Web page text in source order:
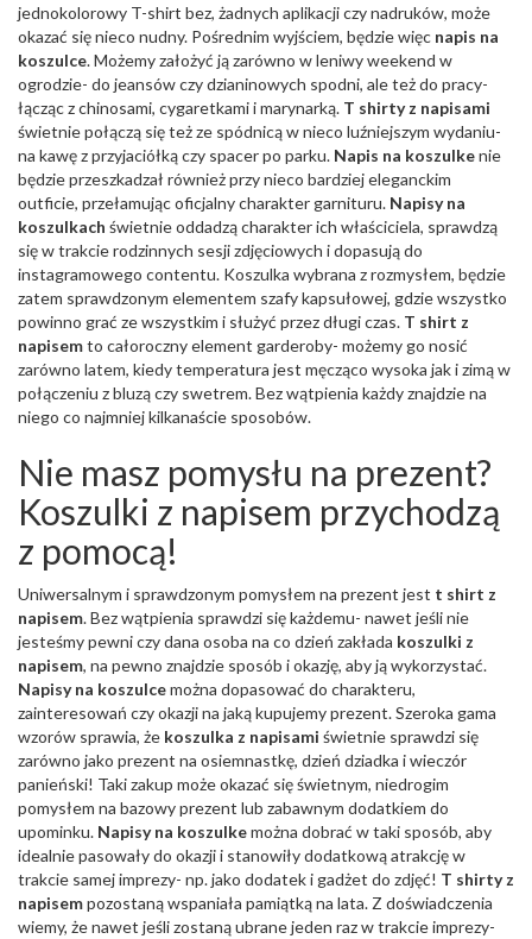
jednokolorowy T-shirt bez, żadnych aplikacji czy nadruków, może
okazać się nieco nudny. Pośrednim wyjściem, będzie więc napis na
koszulce. Możemy założyć ją zarówno w leniwy weekend w
ogrodzie- do jeansów czy dzianinowych spodni, ale też do pracy-
łącząc z chinosami, cygaretkami i marynarką. T shirty z napisami
świetnie połączą się też ze spódnicą w nieco luźniejszym wydaniu-
na kawę z przyjaciółką czy spacer po parku. Napis na koszulkenie
będzie przeszkadzał również przy nieco bardziej eleganckim
outficie, przełamując oficjalny charakter garnituru. Napisy na
koszulkach świetnie oddadzą charakter ich właściciela, sprawdzą
się w trakcie rodzinnych sesji zdjęciowych i dopasują do
instagramowego contentu. Koszulka wybrana z rozmysłem, będzie
zatem sprawdzonym elementem szafy kapsułowej, gdzie wszystko
powinno grać ze wszystkim i służyć przez długi czas. T shirt z
napisemto całoroczny element garderoby- możemy go nosić
zarówno latem, kiedy temperatura jest męcząco wysoka jak i zimą w
połączeniu z bluzą czy swetrem. Bez wątpienia każdy znajdzie na
niego co najmniej kilkanaście sposobów.
Nie masz pomysłu na prezent?
Koszulki z napisem przychodzą
z pomocą!
Uniwersalnym i sprawdzonym pomysłem na prezent jest t shirt z
napisem. Bez wątpienia sprawdzi się każdemu- nawet jeśli nie
jesteśmy pewni czy dana osoba na co dzień zakłada koszulki z
napisem, na pewno znajdzie sposób i okazję, aby ją wykorzystać.
Napisy na koszulcemożna dopasować do charakteru,
zainteresowań czy okazji na jaką kupujemy prezent. Szeroka gama
wzorów sprawia, że koszulka z napisami świetnie sprawdzi się
zarówno jako prezent na osiemnastkę, dzień dziadka i wieczór
panieński! Taki zakup może okazać się świetnym, niedrogim
pomysłem na bazowy prezent lub zabawnym dodatkiem do
upominku. Napisy na koszulkemożna dobrać w taki sposób, aby
idealnie pasowały do okazji i stanowiły dodatkową atrakcję w
trakcie samej imprezy- np. jako dodatek i gadżet do zdjęć! T shirty z
napisempozostaną wspaniała pamiątką na lata. Z doświadczenia
wiemy, że nawet jeśli zostaną ubrane jeden raz w trakcie imprezy-